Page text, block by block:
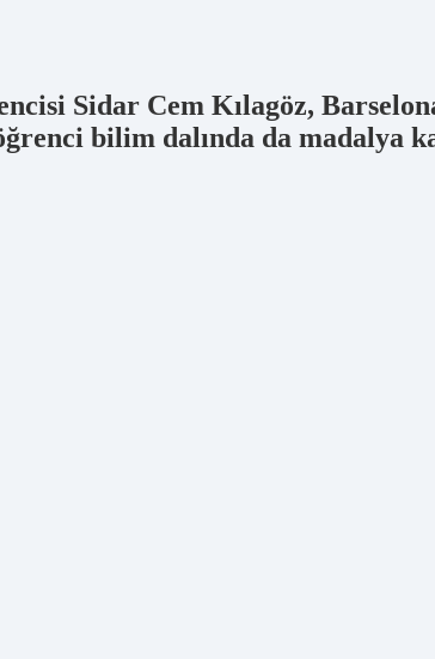
Sidar Cem Kılagöz,
bilim dalında da madalya